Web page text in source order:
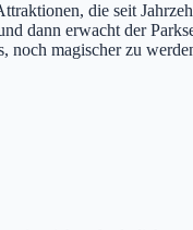
die seit
dann erwacht der
magischer zu